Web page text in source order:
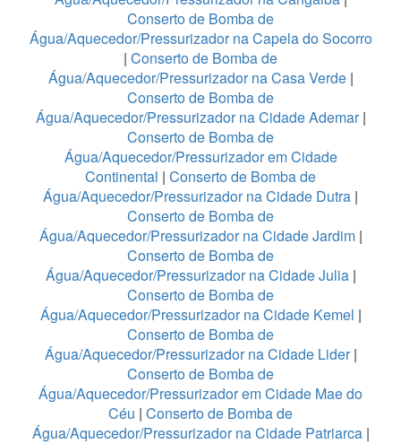
Conserto de Bomba de
Água/Aquecedor/Pressurizador na Capela do Socorro
| Conserto de Bomba de
Água/Aquecedor/Pressurizador na Casa Verde|
Conserto de Bomba de
Água/Aquecedor/Pressurizador na Cidade Ademar|
Conserto de Bomba de
Água/Aquecedor/Pressurizador em Cidade
Continental | Conserto de Bomba de
Água/Aquecedor/Pressurizador na Cidade Dutra |
Conserto de Bomba de
Água/Aquecedor/Pressurizador na Cidade Jardim|
Conserto de Bomba de
Água/Aquecedor/Pressurizador na Cidade Julia |
Conserto de Bomba de
Água/Aquecedor/Pressurizador na Cidade Kemel |
Conserto de Bomba de
Água/Aquecedor/Pressurizador na Cidade Lider|
Conserto de Bomba de
Água/Aquecedor/Pressurizador em Cidade Mae do
Céu | Conserto de Bomba de
Água/Aquecedor/Pressurizador na Cidade Patriarca|